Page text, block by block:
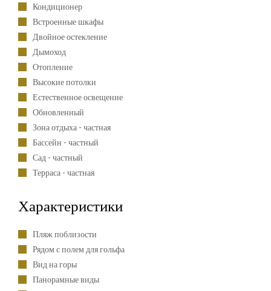
Кондиционер
Встроенные шкафы
Двойное остекление
Дымоход
Отопление
Высокие потолки
Естественное освещение
Обновленный
Зона отдыха - частная
Бассейн - частный
Сад - частный
Терраса - частная
Характеристики
Пляж поблизости
Рядом с полем для гольфа
Вид на горы
Панорамные виды